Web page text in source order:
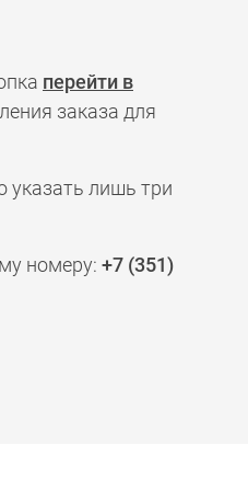
перейти в
заказа для
указать лишь три
номеру: +7 (351)